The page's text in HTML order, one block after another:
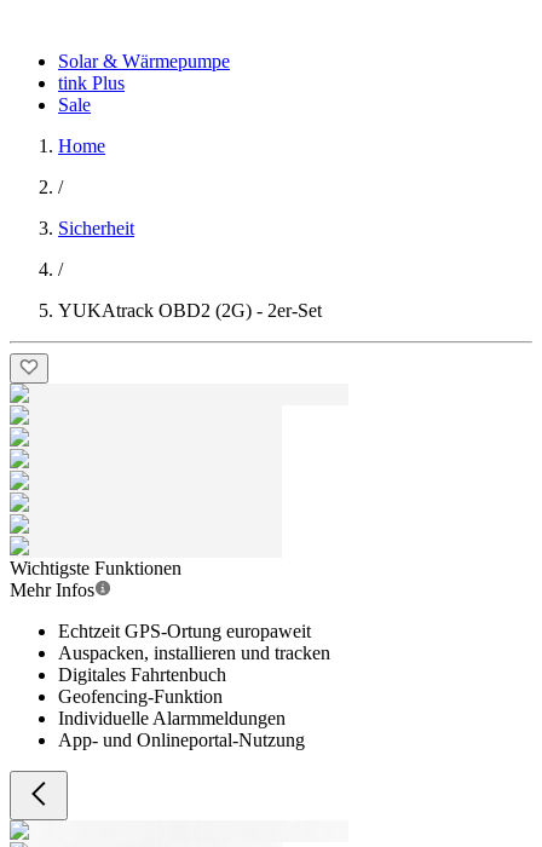
Solar & Wärmepumpe
tink Plus
Sale
Home
/
Sicherheit
/
YUKAtrack OBD2 (2G) - 2er-Set
Wichtigste Funktionen
Mehr Infos
Echtzeit GPS-Ortung europaweit
Auspacken, installieren und tracken
Digitales Fahrtenbuch
Geofencing-Funktion
Individuelle Alarmmeldungen
App- und Onlineportal-Nutzung